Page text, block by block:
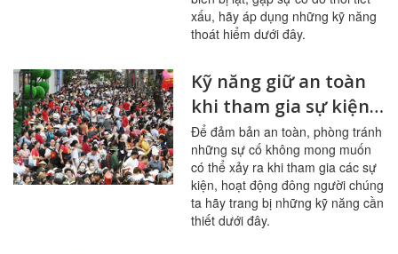
xấu, hãy áp dụng những kỹ năng
thoát hiểm dưới đây.
Kỹ năng giữ an toàn
khi tham gia sự kiện
đông người
Để đảm bản an toàn, phòng tránh
những sự cố không mong muốn
có thể xảy ra khi tham gia các sự
kiện, hoạt động đông người chúng
ta hãy trang bị những kỹ năng cần
thiết dưới đây.